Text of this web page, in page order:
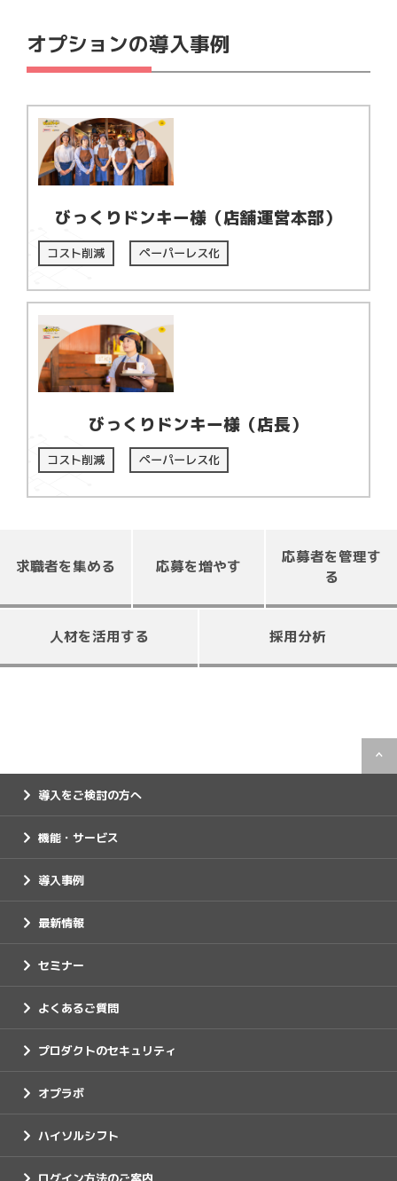
オプションの導入事例
びっくりドンキー様（店舗運営本部）
コスト削減 ペーパーレス化
びっくりドンキー様（店長）
コスト削減 ペーパーレス化
求職者を集める 応募を増やす
応募者を管理す
る
人材を活用する 採用分析
導入をご検討の方へ
機能・サービス
導入事例
最新情報
セミナー
よくあるご質問
プロダクトのセキュリティ
オプラボ
ハイソルシフト